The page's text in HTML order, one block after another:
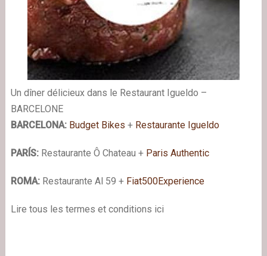
Un dîner délicieux dans le Restaurant Igueldo –
BARCELONE
BARCELONA: Budget Bikes + Restaurante Igueldo
PARÍS:Restaurante Ô Chateau + Paris Authentic
ROMA:Restaurante Al 59 + Fiat500Experience
Lire tous les termes et conditions ici